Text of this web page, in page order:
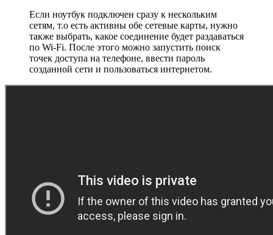
Если ноутбук подключен сразу к нескольким
сетям, т.о есть активны обе сетевые карты, нужно
также выбрать, какое соединение будет раздаваться
по Wi-Fi. После этого можно запустить поиск
точек доступа на телефоне, ввести пароль
созданной сети и пользоваться интернетом.